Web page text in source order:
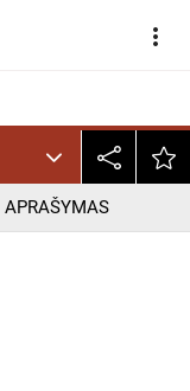
more_vert
APRAŠYMAS